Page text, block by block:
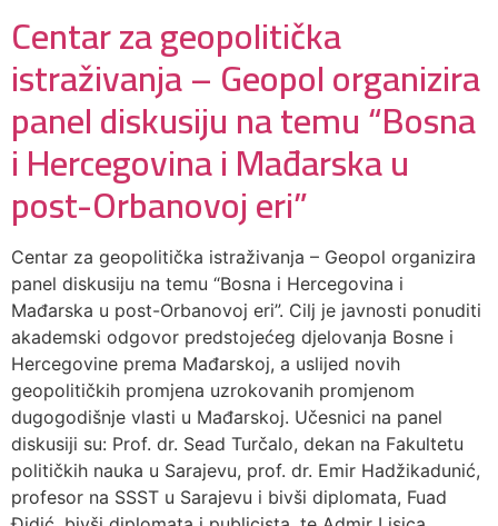
Centar za geopolitička
istraživanja – Geopol organizira
panel diskusiju na temu “Bosna
i Hercegovina i Mađarska u
post-Orbanovoj eri”
Centar za geopolitička istraživanja – Geopol organizira
panel diskusiju na temu “Bosna i Hercegovina i
Mađarska u post-Orbanovoj eri”. Cilj je javnosti ponuditi
akademski odgovor predstojećeg djelovanja Bosne i
Hercegovine prema Mađarskoj, a uslijed novih
geopolitičkih promjena uzrokovanih promjenom
dugogodišnje vlasti u Mađarskoj. Učesnici na panel
diskusiji su: Prof. dr. Sead Turčalo, dekan na Fakultetu
političkih nauka u Sarajevu, prof. dr. Emir Hadžikadunić,
profesor na SSST u Sarajevu i bivši diplomata, Fuad